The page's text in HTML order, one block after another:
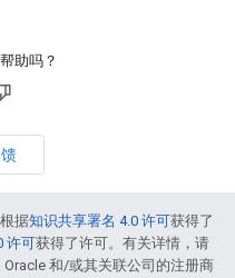
助吗？
据知识共享署名 4.0 许可获得了
许可获得了许可。有关详情，请
Oracle 和/或其关联公司的注册商